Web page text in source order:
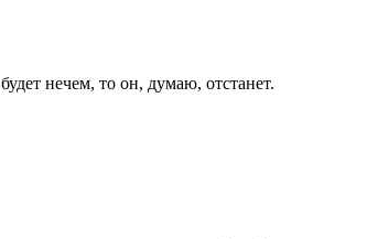
нечем, то он, думаю, отстанет.